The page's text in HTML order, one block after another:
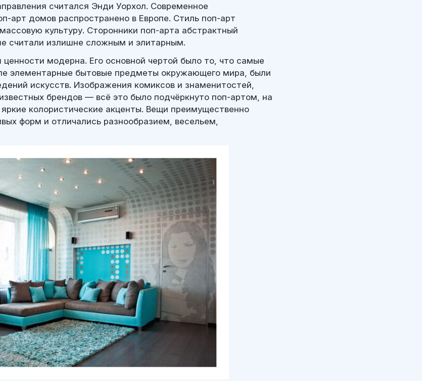
считался Энди Уорхол. Современное
арт домов распространено в Европе. Стиль поп-арт
культуру. Сторонники поп-арта абстрактный
считали излишне сложным и элитарным.
модерна. Его основной чертой было то, что самые
элементарные бытовые предметы окружающего мира, были
искусств. Изображения комиксов и знаменитостей,
брендов — всё это было подчёркнуто поп-артом, на
колористические акценты. Вещи преимущественно
форм и отличались разнообразием, весельем,